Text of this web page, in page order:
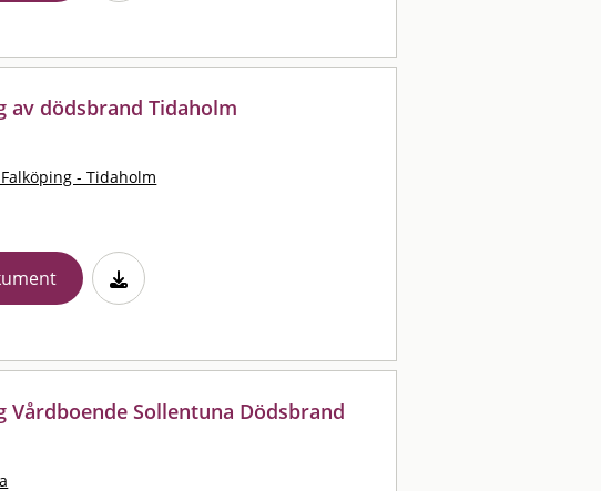
av dödsbrand Tidaholm
- Tidaholm
Vårdboende Sollentuna Dödsbrand